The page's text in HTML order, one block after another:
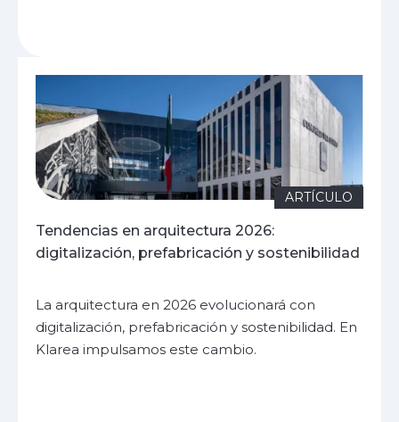
ARTÍCULO
Tendencias en arquitectura 2026:
digitalización, prefabricación y sostenibilidad
La arquitectura en 2026 evolucionará con
digitalización, prefabricación y sostenibilidad. En
Klarea impulsamos este cambio.